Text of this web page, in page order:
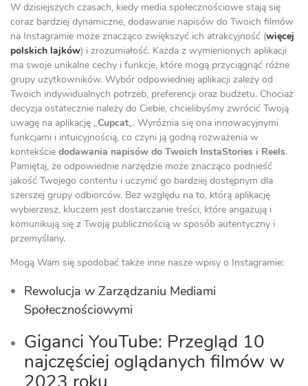
W dzisiejszych czasach, kiedy media społecznościowe stają się
coraz bardziej dynamiczne, dodawanie napisów do Twoich filmów
na Instagramie może znacząco zwiększyć ich atrakcyjność (więcej
polskich lajków) i zrozumiałość. Każda z wymienionych aplikacji
ma swoje unikalne cechy i funkcje, które mogą przyciągnąć różne
grupy użytkowników. Wybór odpowiedniej aplikacji zależy od
Twoich indywidualnych potrzeb, preferencji oraz budżetu. Chociaż
decyzja ostatecznie należy do Ciebie, chcielibyśmy zwrócić Twoją
uwagę na aplikację „Cupcat„. Wyróżnia się ona innowacyjnymi
funkcjami i intuicyjnością, co czyni ją godną rozważenia w
kontekście dodawania napisów do Twoich InstaStories i Reels.
Pamiętaj, że odpowiednie narzędzie może znacząco podnieść
jakość Twojego contentu i uczynić go bardziej dostępnym dla
szerszej grupy odbiorców. Bez względu na to, którą aplikację
wybierzesz, kluczem jest dostarczanie treści, które angażują i
komunikują się z Twoją publicznością w sposób autentyczny i
przemyślany.
Mogą Wam się spodobać także inne nasze wpisy o Instagramie:
Rewolucja w Zarządzaniu Mediami
Społecznościowymi
Giganci YouTube: Przegląd 10
najczęściej oglądanych filmów w